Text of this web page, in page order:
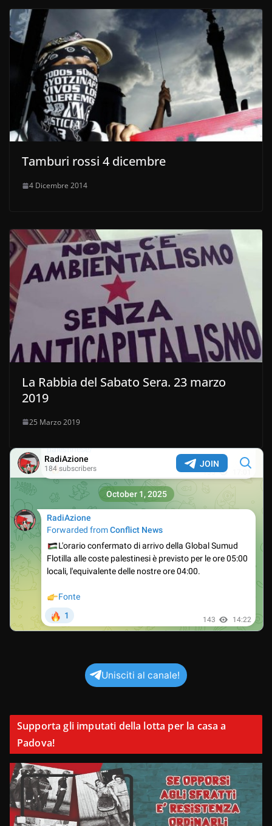
Tamburi rossi 4 dicembre
4 Dicembre 2014
La Rabbia del Sabato Sera. 23 marzo
2019
25 Marzo 2019
Unisciti al canale!
Supporta gli imputati della lotta per la casa a
Padova!